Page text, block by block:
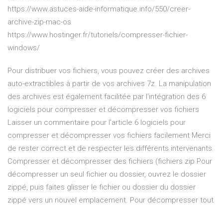
https://www.astuces-aide-informatique.info/550/creer-
archive-zip-mac-os
https://www.hostinger.fr/tutoriels/compresser-fichier-
windows/
Pour distribuer vos fichiers, vous pouvez créer des archives
auto-extractibles à partir de vos archives 7z. La manipulation
des archives est également facilitée par l'intégration des 6
logiciels pour compresser et décompresser vos fichiers
Laisser un commentaire pour l'article 6 logiciels pour
compresser et décompresser vos fichiers facilement Merci
de rester correct et de respecter les différents intervenants.
Compresser et décompresser des fichiers (fichiers zip Pour
décompresser un seul fichier ou dossier, ouvrez le dossier
zippé, puis faites glisser le fichier ou dossier du dossier
zippé vers un nouvel emplacement. Pour décompresser tout